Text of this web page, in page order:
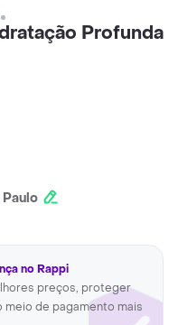
Profunda
no Rappi
preços, proteger
de pagamento mais